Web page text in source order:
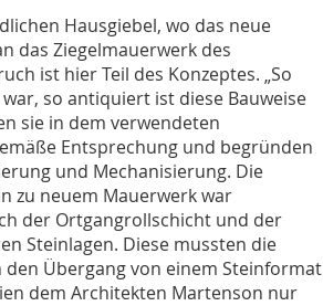
Hausgiebel, wo das neue
das Ziegelmauerwerk des
ist hier Teil des Konzeptes. „So
so antiquiert ist diese Bauweise
sie in dem verwendeten
Entsprechung und begründen
und Mechanisierung. Die
zu neuem Mauerwerk war
der Ortgangrollschicht und der
Steinlagen. Diese mussten die
Übergang von einem Steinformat
dem Architekten Martenson nur